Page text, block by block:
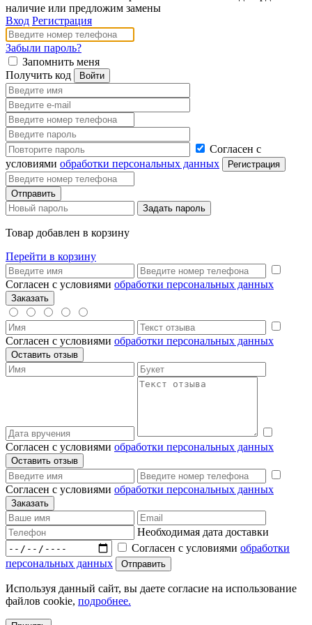
наличие или предложим замены
Вход Регистрация
Забыли пароль?
Запомнить меня
Получить код
Согласен с
условиями обработки персональных данных
Товар добавлен в корзину
Перейти в корзину
Согласен с условиями обработки персональных данных
Согласен с условиями обработки персональных данных
Согласен с условиями обработки персональных данных
Согласен с условиями обработки персональных данных
Необходимая дата доставки
Согласен с условиями обработки
персональных данных
Используя данный сайт, вы даете согласие на использование
файлов cookie, подробнее.